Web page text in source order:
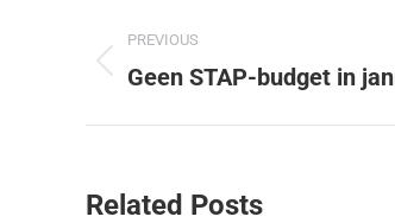
PREVIOUS
Geen STAP-budget in
Related Posts